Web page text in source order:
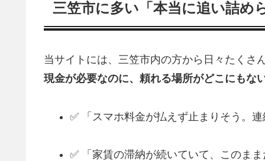
三笠市に多い「本当に追い詰め
当サイトには、三笠市内の方から日々たくさ
現金が必要なのに、頼れる場所がどこにもな
✅ 「スマホ料金が払えず止まりそう。
✅ 「家賃の滞納が続いていて、このま